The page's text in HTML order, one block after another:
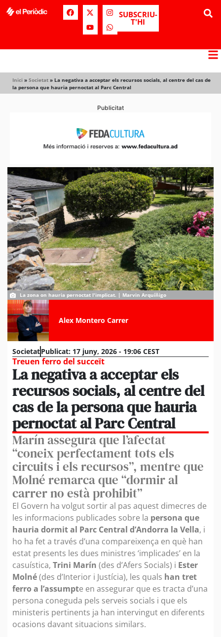
SUBSCRIU-
T'HI
Inici » Societat » La negativa a acceptar els recursos socials, al centre del cas de
la persona que hauria pernoctat al Parc Central
Publicitat
La zona on hauria pernoctat l'implicat. | Marvin Arquíñigo
Alex Montero Carrer
SocietatPublicat: 17 juny, 2026 - 19:06 CEST
Treuen ferro del succeït
La negativa a acceptar els
recursos socials, al centre del
cas de la persona que hauria
pernoctat al Parc Central
Marín assegura que l’afectat
“coneix perfectament tots els
circuits i els recursos”, mentre que
Molné remarca que “dormir al
carrer no està prohibit”
El Govern ha volgut sortir al pas aquest dimecres de
les informacions publicades sobre la persona que
hauria dormit al Parc Central d’Andorra la Vella, i
ho ha fet a través d’una compareixença en què han
estat presents les dues ministres ‘implicades’ en la
casuística, Trini Marín (des d’Afers Socials) i Ester
Molné(des d’Interior i Justícia), les quals han tret
ferro a l’assumpte en assegurar que es tracta d’una
persona coneguda pels serveis socials i que els
ministeris pertinents ja han intervingut en diferents
ocasions davant situacions similars.